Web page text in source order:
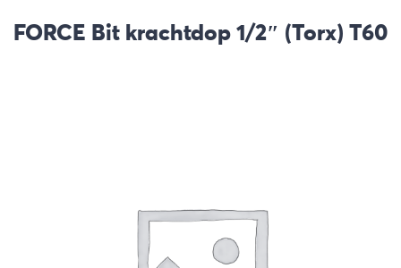
FORCE Bit krachtdop 1/2″ (Torx) T60